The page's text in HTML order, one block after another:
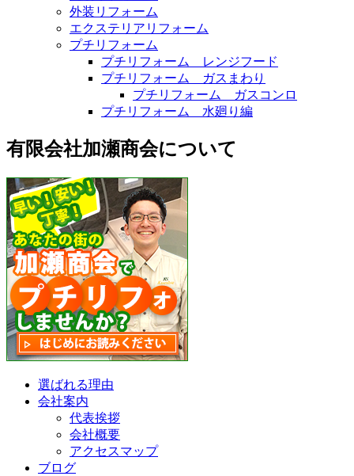
外装リフォーム
エクステリアリフォーム
プチリフォーム
プチリフォーム レンジフード
プチリフォーム ガスまわり
プチリフォーム ガスコンロ
プチリフォーム 水廻り編
有限会社加瀬商会について
選ばれる理由
会社案内
代表挨拶
会社概要
アクセスマップ
ブログ